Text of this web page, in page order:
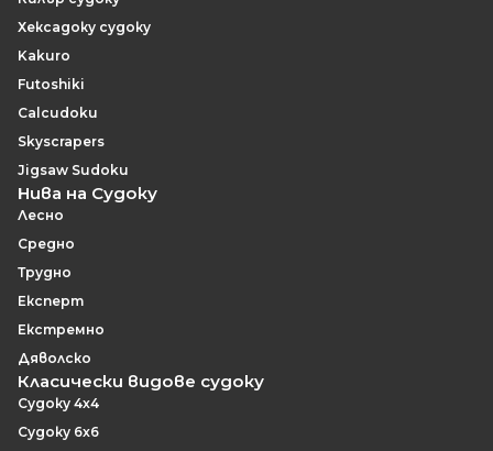
Хексадоку судоку
Kakuro
Futoshiki
Calcudoku
Skyscrapers
Jigsaw Sudoku
Нива на Судоку
Лесно
Средно
Трудно
Експерт
Екстремно
Дяволско
Класически видове судоку
Судоку 4x4
Судоку 6x6